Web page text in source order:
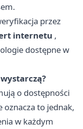
przez
internetu ,
dostępne w
o dostępności
oznacza to jednak,
w każdym